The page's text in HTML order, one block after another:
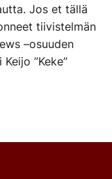
Jos et tällä
tiivistelmän
–osuuden
”Keke”